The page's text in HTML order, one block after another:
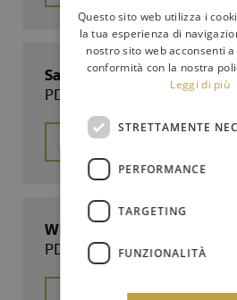
Salvo Randazzo
PDF - 84.788 Kb
Scarica
William Hernandez
PDF - 62.717 Kb
Questo sito web utilizza i
la tua esperienza di
nostro sito web acconsenti
conformità con la nostra
Leggi di più
STRETTAMENTE
PERFORMANCE
TARGETING
FUNZIONALITÀ